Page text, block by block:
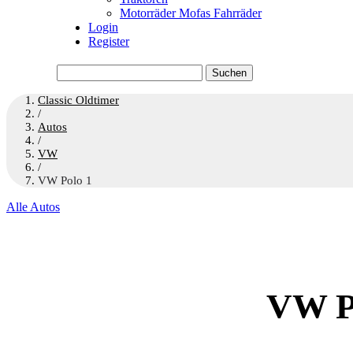
Motorräder Mofas Fahrräder
Login
Register
nach:
Classic Oldtimer
/
Autos
/
VW
/
VW Polo 1
Alle Autos
VW